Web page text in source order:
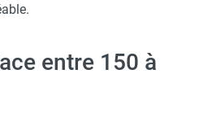
entre 150 à